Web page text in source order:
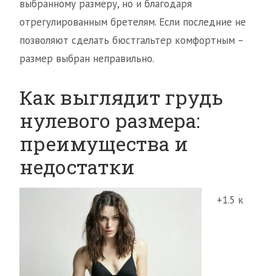
выбранному размеру, но и благодаря
отрегулированным бретелям. Если последние не
позволяют сделать бюстгальтер комфортным –
размер выбран неправильно.
Как выглядит грудь
нулевого размера:
преимущества и
недостатки
+1.5 к